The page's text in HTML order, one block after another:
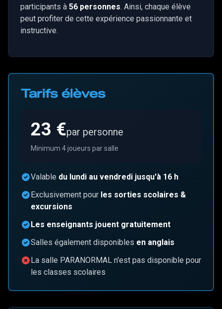
participants à 56 personnes. Ainsi, chaque élève
peut profiter de cette expérience passionnante et
instructive.
Tarifs élèves
23 €par personne
Minimum 4 joueurs par salle
Valable du lundi au vendredi jusqu'à 16 h
Exclusivement pour les sorties scolaires &
excursions
Les enseignants jouent gratuitement
Salles également disponibles en anglais
La salle PARANORMAL n'est pas disponible pour
les classes scolaires